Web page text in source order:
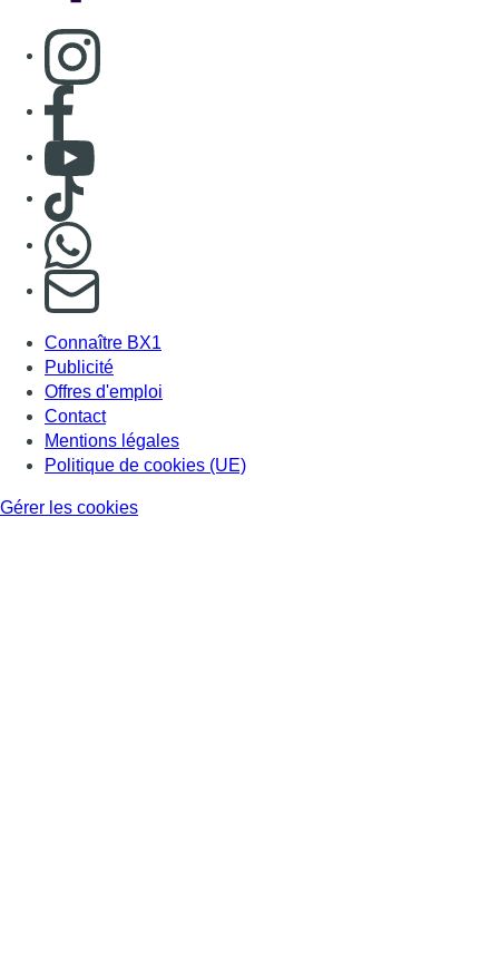
Consulter page Instagram
Consulter page Facebook
Consulter Youtube
Consulter TikTok
S'abonner à notre newsletter
Connaître BX1
Publicité
Offres d'emploi
Contact
Mentions légales
Politique de cookies (UE)
Gérer les cookies